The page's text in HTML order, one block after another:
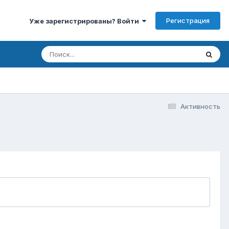
Уже зарегистрированы? Войти Регистрация
Активность